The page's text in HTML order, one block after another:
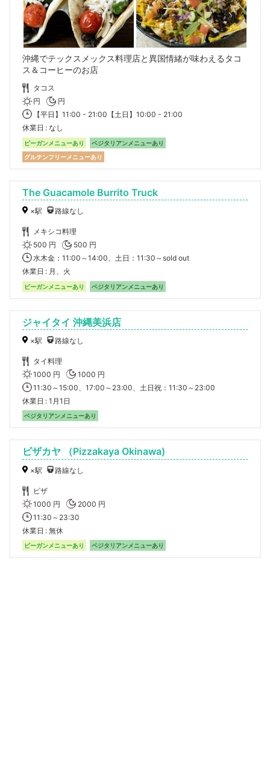
沖縄でテックスメックス料理店と異国情緒が味わえるタコ
ス＆コーヒーのお店
タコス
円
円
【平日】11:00 - 21:00【土日】10:00 - 21:00
休業日
なし
ビーガンメニューあり
ベジタリアンメニューあり
グルテンフリーメニューあり
The Guacamole Burrito Truck
×駅 路線なし
メキシコ料理
500 円
500 円
水木金：11:00～14:00、土日：11:30～sold out
休業日
月、火
ビーガンメニューあり ベジタリアンメニューあり
ジャイタイ 沖縄美浜店
×駅 路線なし
タイ料理
1000 円
1000 円
11:30～15:00、17:00～23:00、土日祝：11:30～23:00
休業日
1月1日
ベジタリアンメニューあり
ピザカヤ （Pizzakaya Okinawa)
×駅 路線なし
ピザ
1000 円
2000 円
11:30～23:30
休業日
無休
ビーガンメニューあり ベジタリアンメニューあり